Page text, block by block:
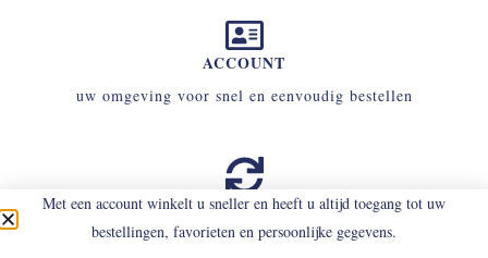
ACCOUNT
uw omgeving voor snel en eenvoudig bestellen
RUILEN
binnen 14 dagen
Met een account winkelt u sneller en heeft u altijd toegang tot uw
bestellingen, favorieten en persoonlijke gegevens.